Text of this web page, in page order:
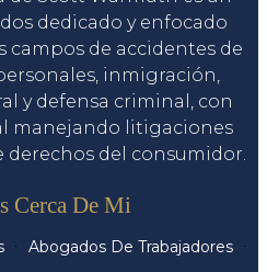
dedicado y enfocado
de accidentes de
inmigración,
y defensa criminal, con
manejando litigaciones
derechos del consumidor.
Cerca De Mi
Abogados De Trabajadores